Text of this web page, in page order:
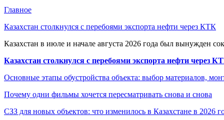
Главное
Казахстан столкнулся с перебоями экспорта нефти через КТК
Казахстан в июле и начале августа 2026 года был вынужден
Казахстан столкнулся с перебоями экспорта нефти через
Основные этапы обустройства объекта: выбор материалов,
Почему одни фильмы хочется пересматривать снова и снова
СЗЗ для новых объектов: что изменилось в Казахстане в 2026